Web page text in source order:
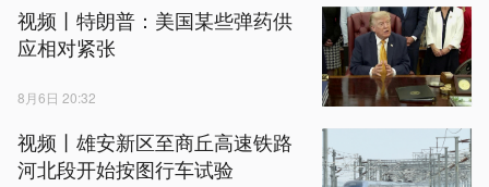
视频丨特朗普：美国某些弹药供
应相对紧张
8月6日 20:32
视频丨雄安新区至商丘高速铁路
河北段开始按图行车试验